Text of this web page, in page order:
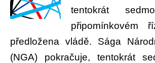
tentokrát
předložena vládě. Sága
(NGA) pokračuje, tentokrát